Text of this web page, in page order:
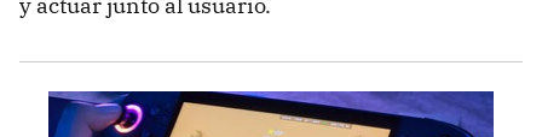
y actuar junto al usuario.